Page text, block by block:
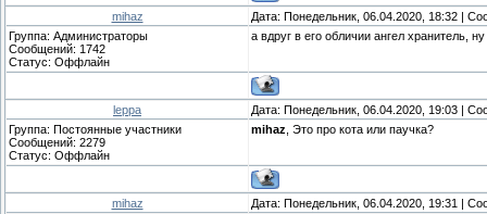
mihaz
Дата: Понедельник, 06.04.2020, 18:32 |
Группа: Администраторы
Сообщений: 1742
Статус: Оффлайн
а вдруг в его обличии ангел хранитель,
leppa
Дата: Понедельник, 06.04.2020, 19:03 |
Группа: Постоянные участники
Сообщений: 2279
Статус: Оффлайн
mihaz , Это про кота или паучка?
mihaz
Дата: Понедельник, 06.04.2020, 19:31 |